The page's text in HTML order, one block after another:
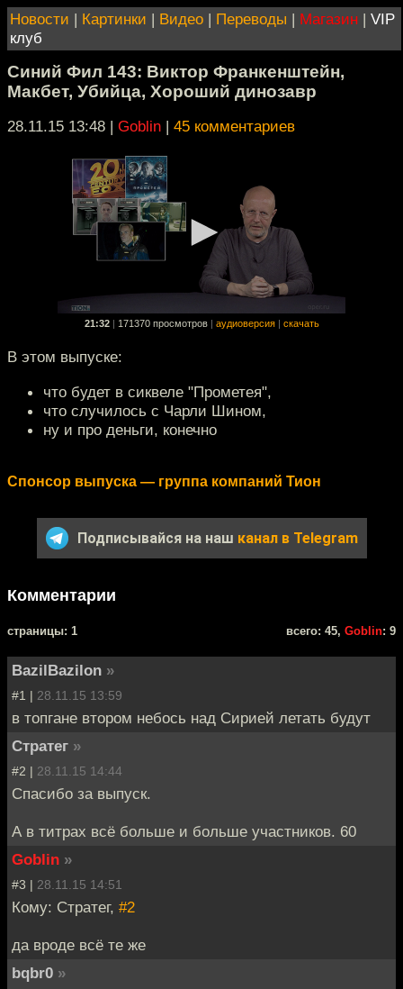
Новости | Картинки | Видео | Переводы | Магазин | VIP
клуб
Синий Фил 143: Виктор Франкенштейн,
Макбет, Убийца, Хороший динозавр
28.11.15 13:48 | Goblin | 45 комментариев
21:32 171370 просмотров аудиоверсия скачать
В этом выпуске:
что будет в сиквеле "Прометея",
что случилось с Чарли Шином,
ну и про деньги, конечно
Спонсор выпуска — группа компаний Тион
Подписывайся на наш канал в Telegram
Комментарии
cтраницы: 1 всего: 45, Goblin: 9
BazilBazilon »
#1 | 28.11.15 13:59
в топгане втором небось над Сирией летать будут
Стратег »
#2 | 28.11.15 14:44
Спасибо за выпуск.
А в титрах всё больше и больше участников. 60
Goblin »
#3 | 28.11.15 14:51
Кому: Стратег, #2
да вроде всё те же
bqbr0 »